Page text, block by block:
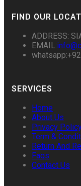
FIND OUR
ADDRESS:
EMAIL:
SERVICES
Home
About Us
Privacy
Term &
Return And
Faqs
Contact Us